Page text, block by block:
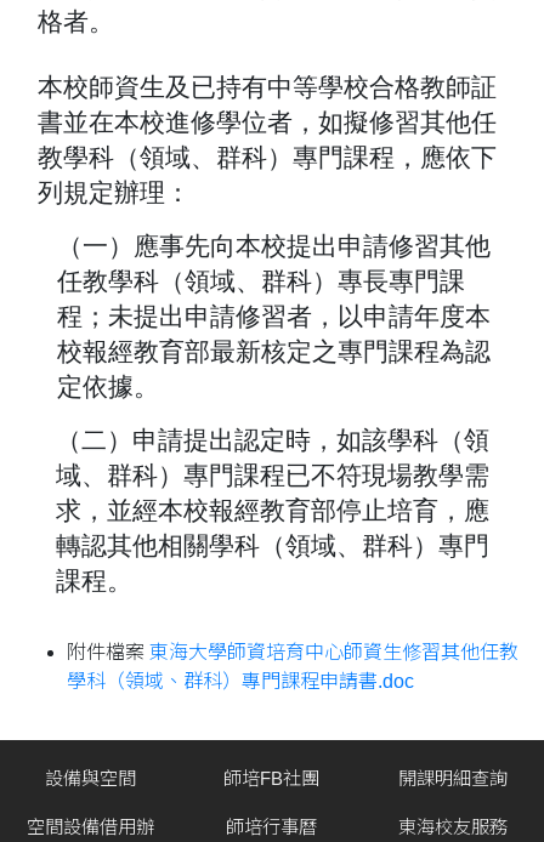
格者。
本校師資生及已持有中等學校合格教師証
書並在本校進修學位者，如擬修習其他任
教學科（領域、群科）專門課程，應依下
列規定辦理：
（一）應事先向本校提出申請修習其他
任教學科（領域、群科）專長專門課
程；未提出申請修習者，以申請年度本
校報經教育部最新核定之專門課程為認
定依據。
（二）申請提出認定時，如該學科（領
域、群科）專門課程已不符現場教學需
求，並經本校報經教育部停止培育，應
轉認其他相關學科（領域、群科）專門
課程。
附件檔案 東海大學師資培育中心師資生修習其他任教
學科（領域、群科）專門課程申請書.doc
設備與空間
空間設備借用辦
師培FB社團
師培行事曆
開課明細查詢
東海校友服務